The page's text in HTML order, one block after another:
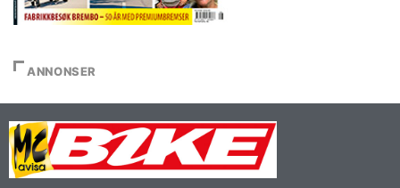
ANNONSER